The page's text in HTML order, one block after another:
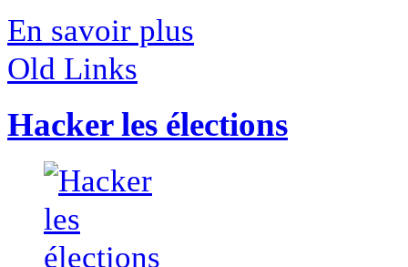
En savoir plus
Old Links
Hacker les élections